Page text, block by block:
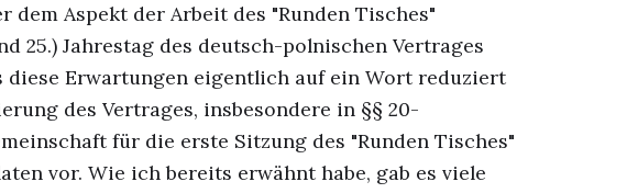
Aspekt der Arbeit des "Runden Tisches"
25.) Jahrestag des deutsch-polnischen Vertrages
diese Erwartungen eigentlich auf ein Wort reduziert
des Vertrages, insbesondere in §§ 20-
für die erste Sitzung des "Runden Tisches"
vor. Wie ich bereits erwähnt habe, gab es viele